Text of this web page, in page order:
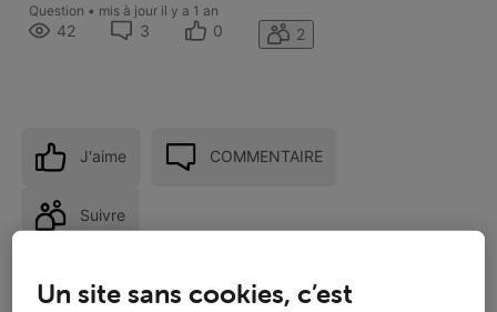
Question • mis à jour il y a 1 an
42 3 0 2
J'aime COMMENTAIRE
Suivre
Un site sans cookies, c’est